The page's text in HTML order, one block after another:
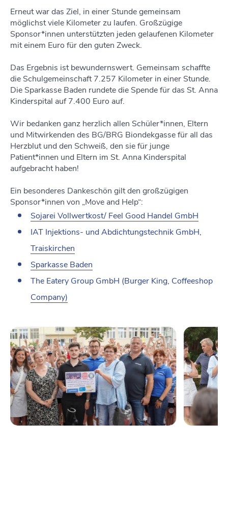
Erneut war das Ziel, in einer Stunde gemeinsam
möglichst viele Kilometer zu laufen. Großzügige
Sponsor*innen unterstützten jeden gelaufenen Kilometer
mit einem Euro für den guten Zweck.
Das Ergebnis ist bewundernswert. Gemeinsam schaffte
die Schulgemeinschaft 7.257 Kilometer in einer Stunde.
Die Sparkasse Baden rundete die Spende für das St. Anna
Kinderspital auf 7.400 Euro auf.
Wir bedanken ganz herzlich allen Schüler*innen, Eltern
und Mitwirkenden des BG/BRG Biondekgasse für all das
Herzblut und den Schweiß, den sie für junge
Patient*innen und Eltern im St. Anna Kinderspital
aufgebracht haben!
Ein besonderes Dankeschön gilt den großzügigen
Sponsor*innen von „Move and Help“:
Sojarei Vollwertkost/ Feel Good Handel GmbH
IAT Injektions- und Abdichtungstechnik GmbH,
Traiskirchen
Sparkasse Baden
The Eatery Group GmbH (Burger King, Coffeeshop
Company)